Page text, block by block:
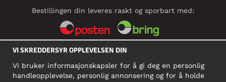
Bestillingen din leveres raskt og sporbart med:
SOSIALE MEDIER
VI SKREDDERSYR OPPLEVELSEN DIN
Vi bruker informasjonskapsler for å gi deg en personlig
handleopplevelse, personlig annonsering og for å holde